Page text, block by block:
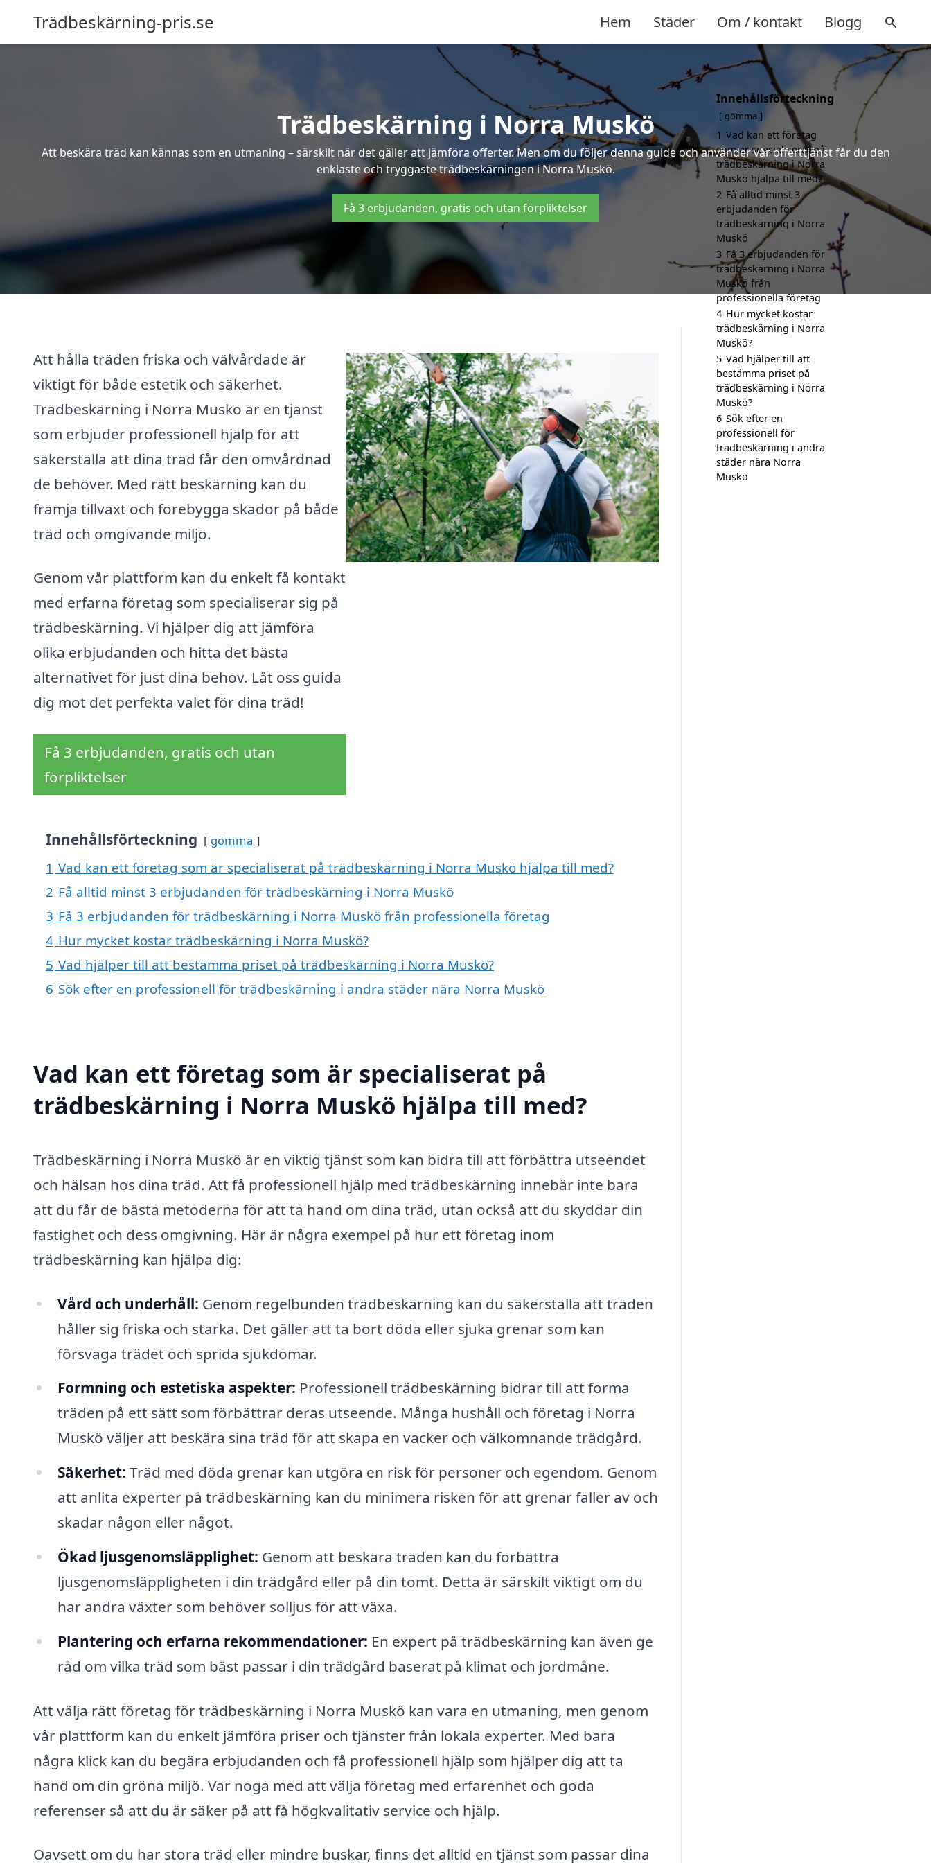
Trädbeskärning-pris.se Hem Städer Om / kontakt Blogg
Trädbeskärning i Norra Muskö
Att beskära träd kan kännas som en utmaning – särskilt när det gäller att jämföra offerter. Men om du följer denna guide och använder vår offerttjänst får du den
enklaste och tryggaste trädbeskärningen i Norra Muskö.
Få 3 erbjudanden, gratis och utan förpliktelser
Att hålla träden friska och välvårdade är
viktigt för både estetik och säkerhet.
Trädbeskärning i Norra Muskö är en tjänst
som erbjuder professionell hjälp för att
säkerställa att dina träd får den omvårdnad
de behöver. Med rätt beskärning kan du
främja tillväxt och förebygga skador på både
träd och omgivande miljö.
Genom vår plattform kan du enkelt få kontakt
med erfarna företag som specialiserar sig på
trädbeskärning. Vi hjälper dig att jämföra
olika erbjudanden och hitta det bästa
alternativet för just dina behov. Låt oss guida
dig mot det perfekta valet för dina träd!
Få 3 erbjudanden, gratis och utan
förpliktelser
Innehållsförteckning gömma
1 Vad kan ett företag som är specialiserat på trädbeskärning i Norra Muskö hjälpa till med?
2 Få alltid minst 3 erbjudanden för trädbeskärning i Norra Muskö
3 Få 3 erbjudanden för trädbeskärning i Norra Muskö från professionella företag
4 Hur mycket kostar trädbeskärning i Norra Muskö?
5 Vad hjälper till att bestämma priset på trädbeskärning i Norra Muskö?
6 Sök efter en professionell för trädbeskärning i andra städer nära Norra Muskö
Vad kan ett företag som är specialiserat på
trädbeskärning i Norra Muskö hjälpa till med?
Trädbeskärning i Norra Muskö är en viktig tjänst som kan bidra till att förbättra utseendet
och hälsan hos dina träd. Att få professionell hjälp med trädbeskärning innebär inte bara
att du får de bästa metoderna för att ta hand om dina träd, utan också att du skyddar din
fastighet och dess omgivning. Här är några exempel på hur ett företag inom
trädbeskärning kan hjälpa dig:
Vård och underhåll: Genom regelbunden trädbeskärning kan du säkerställa att träden
håller sig friska och starka. Det gäller att ta bort döda eller sjuka grenar som kan
försvaga trädet och sprida sjukdomar.
Formning och estetiska aspekter: Professionell trädbeskärning bidrar till att forma
träden på ett sätt som förbättrar deras utseende. Många hushåll och företag i Norra
Muskö väljer att beskära sina träd för att skapa en vacker och välkomnande trädgård.
Säkerhet: Träd med döda grenar kan utgöra en risk för personer och egendom. Genom
att anlita experter på trädbeskärning kan du minimera risken för att grenar faller av och
skadar någon eller något.
Ökad ljusgenomsläpplighet: Genom att beskära träden kan du förbättra
ljusgenomsläppligheten i din trädgård eller på din tomt. Detta är särskilt viktigt om du
har andra växter som behöver solljus för att växa.
Plantering och erfarna rekommendationer: En expert på trädbeskärning kan även ge
råd om vilka träd som bäst passar i din trädgård baserat på klimat och jordmåne.
Att välja rätt företag för trädbeskärning i Norra Muskö kan vara en utmaning, men genom
vår plattform kan du enkelt jämföra priser och tjänster från lokala experter. Med bara
några klick kan du begära erbjudanden och få professionell hjälp som hjälper dig att ta
hand om din gröna miljö. Var noga med att välja företag med erfarenhet och goda
referenser så att du är säker på att få högkvalitativ service och hjälp.
Oavsett om du har stora träd eller mindre buskar, finns det alltid en tjänst som passar dina
Innehållsförteckning
gömma
1 Vad kan ett företag
som är specialiserat på
trädbeskärning i Norra
Muskö hjälpa till med?
2 Få alltid minst 3
erbjudanden för
trädbeskärning i Norra
Muskö
3 Få 3 erbjudanden för
trädbeskärning i Norra
Muskö från
professionella företag
4 Hur mycket kostar
trädbeskärning i Norra
Muskö?
5 Vad hjälper till att
bestämma priset på
trädbeskärning i Norra
Muskö?
6 Sök efter en
professionell för
trädbeskärning i andra
städer nära Norra
Muskö